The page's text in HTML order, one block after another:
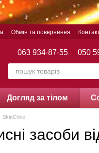
Обмін та повернення
063 934-87-55 050
Догляд за тілом
SkinClinic
засоби